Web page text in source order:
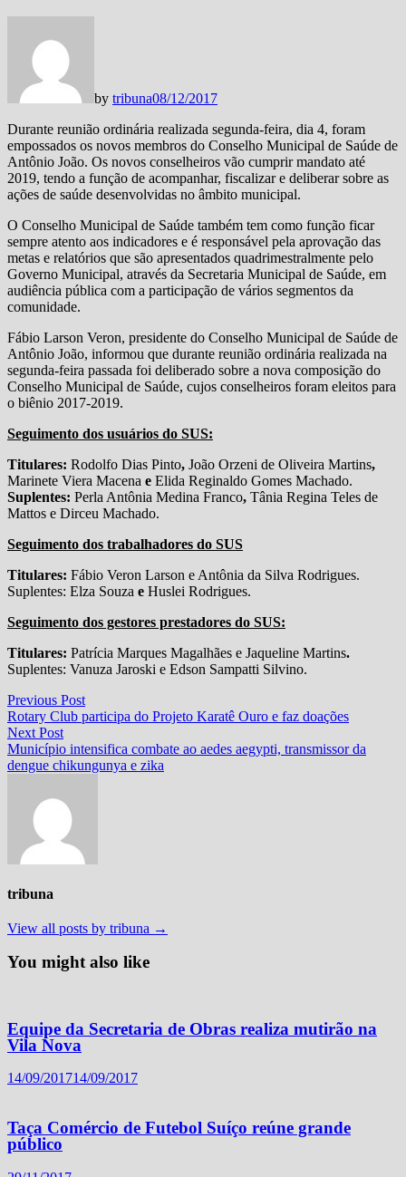
by tribuna08/12/2017
Durante reunião ordinária realizada segunda-feira, dia 4, foram
empossados os novos membros do Conselho Municipal de Saúde de
Antônio João. Os novos conselheiros vão cumprir mandato até
2019, tendo a função de acompanhar, fiscalizar e deliberar sobre as
ações de saúde desenvolvidas no âmbito municipal.
O Conselho Municipal de Saúde também tem como função ficar
sempre atento aos indicadores e é responsável pela aprovação das
metas e relatórios que são apresentados quadrimestralmente pelo
Governo Municipal, através da Secretaria Municipal de Saúde, em
audiência pública com a participação de vários segmentos da
comunidade.
Fábio Larson Veron, presidente do Conselho Municipal de Saúde de
Antônio João, informou que durante reunião ordinária realizada na
segunda-feira passada foi deliberado sobre a nova composição do
Conselho Municipal de Saúde, cujos conselheiros foram eleitos para
o biênio 2017-2019.
Seguimento dos usuários do SUS:
Titulares: Rodolfo Dias Pinto, João Orzeni de Oliveira Martins,
Marinete Viera Macena e Elida Reginaldo Gomes Machado.
Suplentes: Perla Antônia Medina Franco, Tânia Regina Teles de
Mattos e Dirceu Machado.
Seguimento dos trabalhadores do SUS
Titulares: Fábio Veron Larson e Antônia da Silva Rodrigues.
Suplentes: Elza Souza e Huslei Rodrigues.
Seguimento dos gestores prestadores do SUS:
Titulares: Patrícia Marques Magalhães e Jaqueline Martins.
Suplentes: Vanuza Jaroski e Edson Sampatti Silvino.
Navegação
de
Post
Previous PostPrevious
post:
Rotary Club participa do Projeto Karatê Ouro e faz doações
Next PostNext
post:
Município intensifica combate ao aedes aegypti, transmissor da
dengue chikungunya e zika
tribuna
View all posts by tribuna →
You might also like
Equipe da Secretaria de Obras realiza mutirão na
Vila Nova
14/09/201714/09/2017
Taça Comércio de Futebol Suíço reúne grande
público